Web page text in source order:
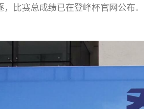
比赛总成绩已在登峰杯官网公布。